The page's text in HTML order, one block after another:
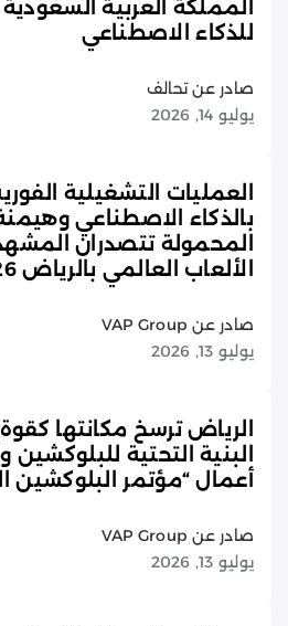
للذكاء الاصطناعي
صادر عن تحالف
يوليو 14, 2026
العمليات التشغيلية
بالذكاء الاصطناعي
المحمولة تتصدران
الألعاب العالمي بالرياض 2026
صادر عن VAP Group
يوليو 13, 2026
الرياض ترسخ مكانتها
البنية التحتية
أعمال “مؤتمر البلوكشين
صادر عن VAP Group
يوليو 13, 2026